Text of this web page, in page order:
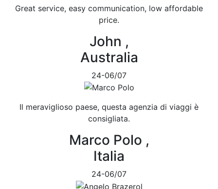
Great service, easy communication, low affordable
price.
John ,
Australia
24-06/07
Il meraviglioso paese, questa agenzia di viaggi è
consigliata.
Marco Polo ,
Italia
24-06/07